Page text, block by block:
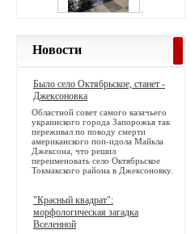
Новости
Было село Октябрьское, станет -
Джексоновка
Областной совет самого казачьего
украинского города Запорожья так
переживал по поводу смерти
американского поп-идола Майкла
Джексона, что решил
переименовать село Октябрьское
Токмакского района в Джексоновку.
"Красный квадрат":
морфологическая загадка
Вселенной